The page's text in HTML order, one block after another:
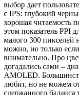
выбор дает
с IPS: глубокий
хорошая читаемость
этом показатель PPI
малого 300 пикселей
можно, но только
внимательно. Про
догадались сами –
AMOLED.
любит, но не можем
сдержанного баланса